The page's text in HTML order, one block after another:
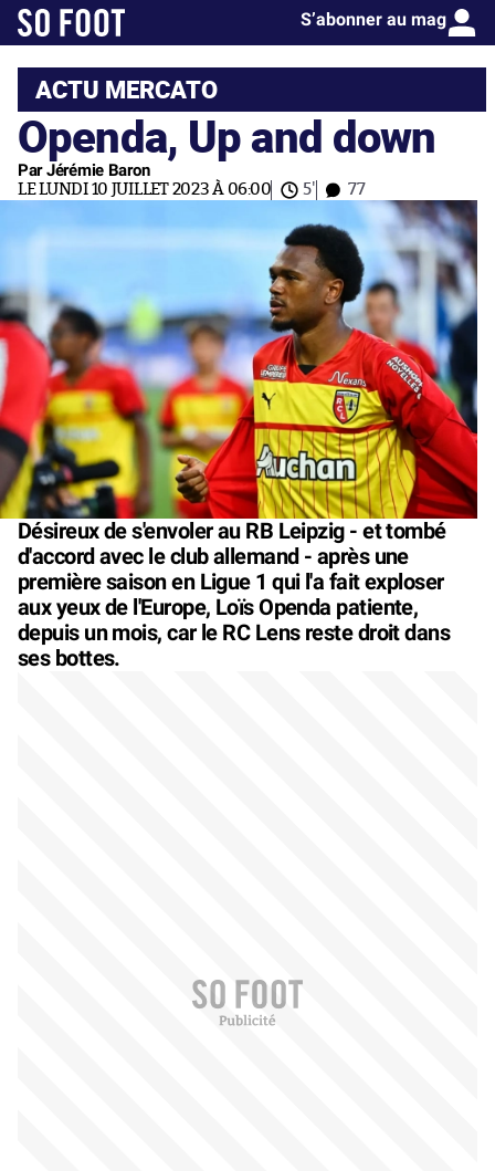
S’abonner au mag
ACTU MERCATO
Openda, Up and down
Par Jérémie Baron
LE LUNDI 10 JUILLET 2023 À 06:00 5' 77
Désireux de s'envoler au RB Leipzig - et tombé
d'accord avec le club allemand - après une
première saison en Ligue 1 qui l'a fait exploser
aux yeux de l'Europe, Loïs Openda patiente,
depuis un mois, car le RC Lens reste droit dans
ses bottes.